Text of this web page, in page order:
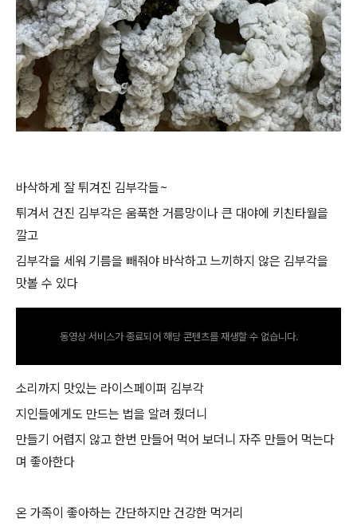
바삭하게 잘 튀겨진 김부각들~
튀겨서 건진 김부각은 움푹한 거름망이나 큰 대야에 키친타월을
깔고
김부각을 세워 기름을 빼줘야 바삭하고 느끼하지 않은 김부각을
맛볼 수 있다
동영상 서비스가 종료되어 해당 콘텐츠를 재생할 수 없습니다.
소리까지 맛있는 라이스페이퍼 김부각
지인들에게도 만드는 법을 알려 줬더니
만들기 어렵지 않고 한번 만들어 먹어 보더니 자주 만들어 먹는다
며 좋아한다
온 가족이 좋아하는 간단하지만 건강한 먹거리